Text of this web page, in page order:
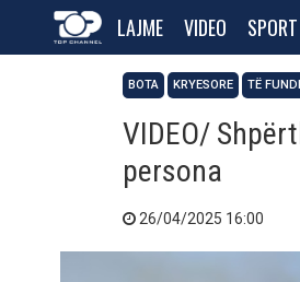
LAJME VIDEO SPORT
BOTA KRYESORE TË
VIDEO/
persona
26/04/2025 16:00